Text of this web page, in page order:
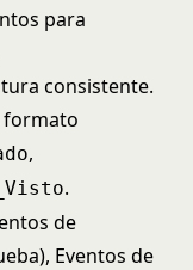
para
consistente.
formato
,
.
de
Eventos de